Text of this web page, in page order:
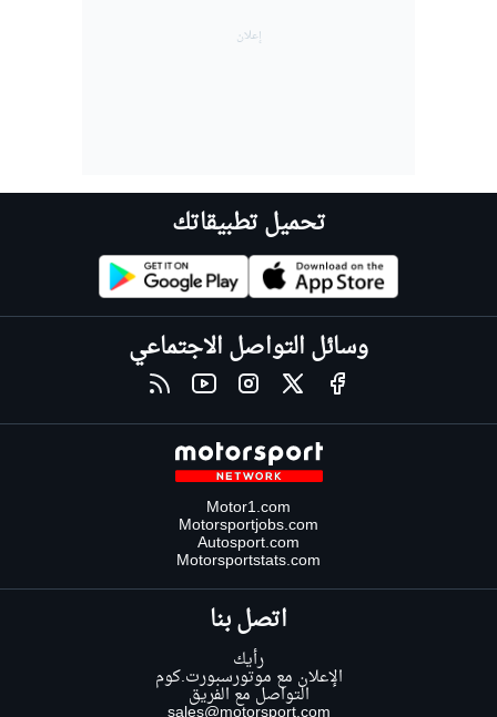
تحميل تطبيقاتك
وسائل التواصل الاجتماعي
Motor1.com
Motorsportjobs.com
Autosport.com
Motorsportstats.com
اتصل بنا
رأيك
الإعلان مع موتورسبورت.كوم
التواصل مع الفريق